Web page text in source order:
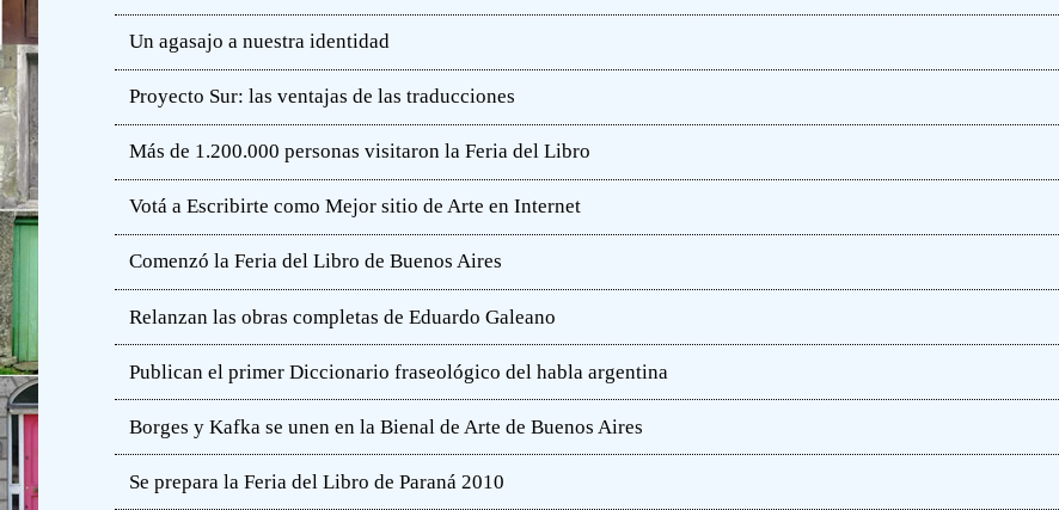
Un agasajo a nuestra identidad
Proyecto Sur: las ventajas de las traducciones
Más de 1.200.000 personas visitaron la Feria del Libro
Votá a Escribirte como Mejor sitio de Arte en Internet
Comenzó la Feria del Libro de Buenos Aires
Relanzan las obras completas de Eduardo Galeano
Publican el primer Diccionario fraseológico del habla argentina
Borges y Kafka se unen en la Bienal de Arte de Buenos Aires
Se prepara la Feria del Libro de Paraná 2010